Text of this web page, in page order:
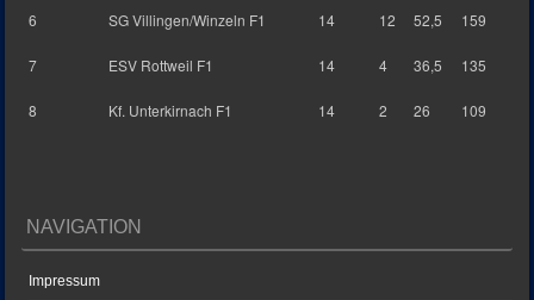
6 SG Villingen/Winzeln F1 14 12 52,5 159
7 ESV Rottweil F1 14 4 36,5 135
8 Kf. Unterkirnach F1 14 2 26 109
NAVIGATION
Impressum